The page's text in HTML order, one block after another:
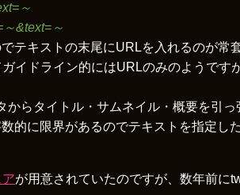
～
&text=～
テキストの末尾にURLを入れるのが常
イドライン的にはURLのみのようです
らタイトル・サムネイル・概要を引
的に限界があるのでテキストを指定し
アが用意されていたのですが、数年前に